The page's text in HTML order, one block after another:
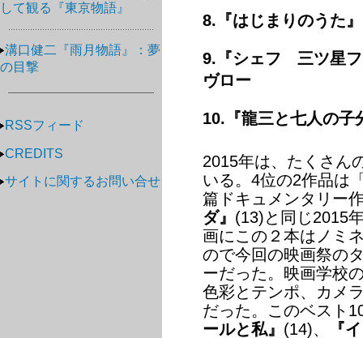
して観る『東京物語』
溝口健二『雨月物語』：夢
の目撃
RSSフィード
CREDITS
サイトに関するお問い合せ
8.『はじまりのうた
9.『シェフ 三ツ星フ
ヴロー
10.『龍三と七人の子
2015年は、たくさん
いる。4位の2作品は
篇ドキュメンタリー
ダ』 (13)と同じ2015
画にこの２本はノミ
ので今回の映画祭の
ーだった。映画学校
色彩とテンポ、カメ
だった。このベスト
ールと私』 (14)、
『